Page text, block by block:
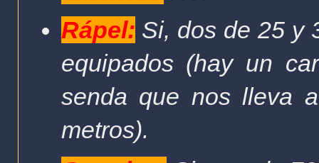
Rápel: Si, dos de 25 y
equipados (hay un
senda que nos lleva
metros).